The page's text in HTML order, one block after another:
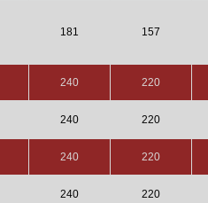
181 157
240 220
240 220
240 220
240 220